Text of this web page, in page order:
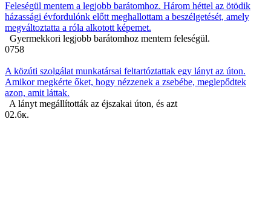
Feleségül mentem a legjobb barátomhoz. Három héttel az ötödik
házassági évfordulónk előtt meghallottam a beszélgetését, amely
megváltoztatta a róla alkotott képemet.
Gyermekkori legjobb barátomhoz mentem feleségül.
0758
A közúti szolgálat munkatársai feltartóztattak egy lányt az úton.
Amikor megkérte őket, hogy nézzenek a zsebébe, meglepődtek
azon, amit láttak.
A lányt megállították az éjszakai úton, és azt
02.6к.